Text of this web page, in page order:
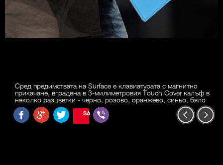
Сред предимствата на Surface e клавиатурата с магнитно
прикачане, вградена в 3-милиметровия Touch Cover калъф в
няколко разцветки - черно, розово, оранжево, синьо, бяло
SAVE